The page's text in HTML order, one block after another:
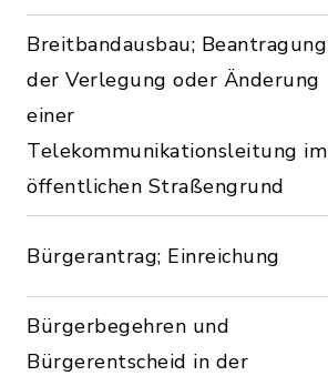
Breitbandausbau; Beantragung
der Verlegung oder Änderung
einer
Telekommunikationsleitung im
öffentlichen Straßengrund
Bürgerantrag; Einreichung
Bürgerbegehren und
Bürgerentscheid in der